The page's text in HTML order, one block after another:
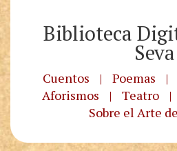
Biblioteca
Seva
Cuentos | Poemas |
Aforismos
| Teatro |
Sobre el Arte